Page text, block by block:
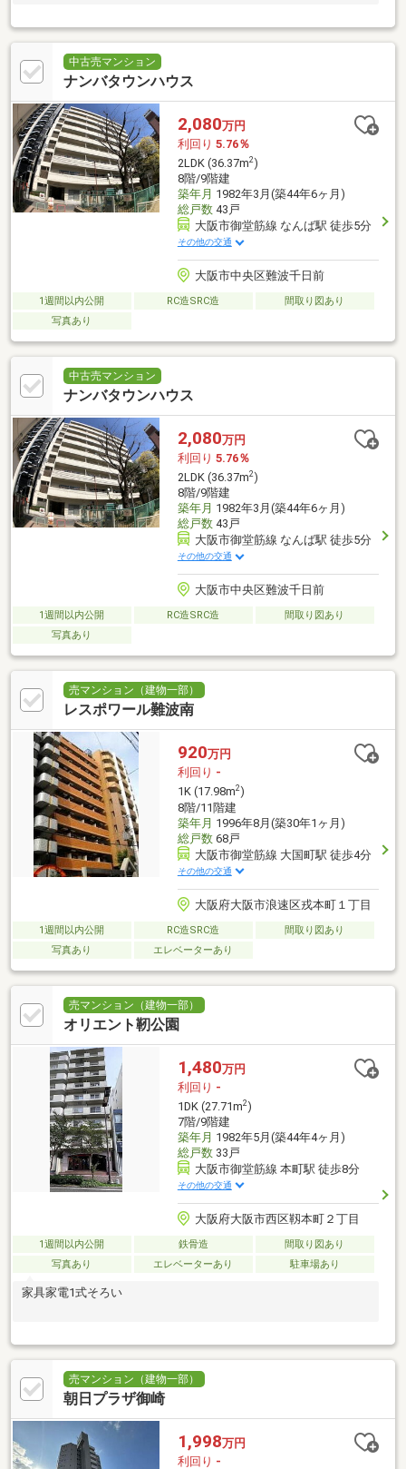
中古売マンション
ナンバタウンハウス
2,080万円
利回り 5.76％
2LDK (36.37m2)
8階/9階建
築年月 1982年3月(築44年6ヶ月)
総戸数43戸
大阪市御堂筋線 なんば駅 徒歩5分
その他の交通
大阪市中央区難波千日前
1週間以内公開 RC造SRC造
間取り図あり
写真あり
中古売マンション
ナンバタウンハウス
2,080万円
利回り 5.76％
2LDK (36.37m2)
8階/9階建
築年月 1982年3月(築44年6ヶ月)
総戸数43戸
大阪市御堂筋線 なんば駅 徒歩5分
その他の交通
大阪市中央区難波千日前
1週間以内公開 RC造SRC造
間取り図あり
写真あり
売マンション（建物一部）
レスポワール難波南
920万円
利回り -
1K (17.98m2)
8階/11階建
築年月 1996年8月(築30年1ヶ月)
総戸数68戸
大阪市御堂筋線 大国町駅 徒歩4分
その他の交通
大阪府大阪市浪速区戎本町１丁目
1週間以内公開 RC造SRC造
間取り図あり
写真あり
エレベーターあり
売マンション（建物一部）
オリエント靭公園
1,480万円
利回り -
1DK (27.71m2)
7階/9階建
築年月 1982年5月(築44年4ヶ月)
総戸数33戸
大阪市御堂筋線 本町駅 徒歩8分
その他の交通
大阪府大阪市西区靱本町２丁目
1週間以内公開 鉄骨造
間取り図あり
写真あり
エレベーターあり 駐車場あり
家具家電1式そろい
売マンション（建物一部）
朝日プラザ御崎
1,998万円
利回り -